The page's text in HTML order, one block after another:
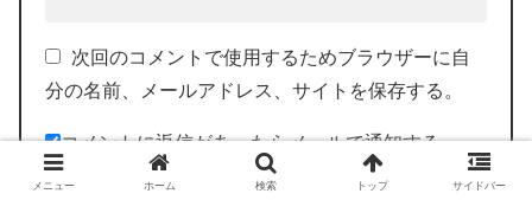
次回のコメントで使用するためブラウザーに自
分の名前、メールアドレス、サイトを保存する。
コメントに返信があったらメールで通知する。
メニュー ホーム 検索 トップ サイドバー